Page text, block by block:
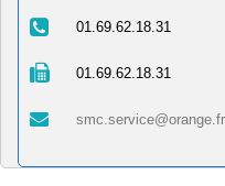
01.69.62.18.31
01.69.62.18.31
smc.service@orange.fr